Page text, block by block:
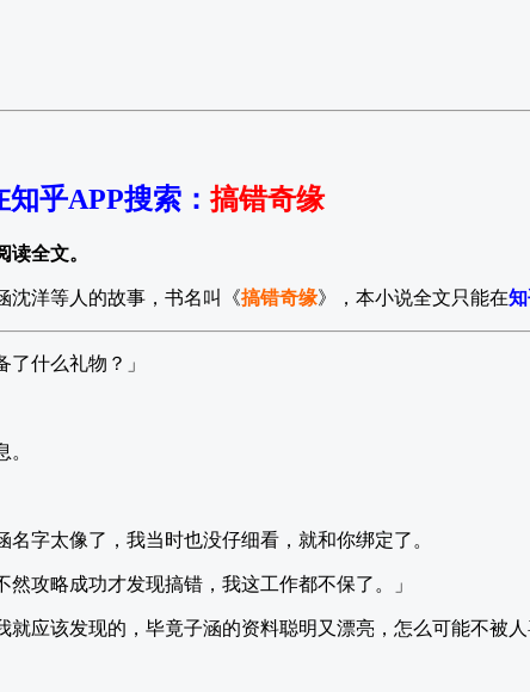
知乎APP搜索 ： 搞错奇缘
读全文。
沈洋等人的故事，书名叫《搞错奇缘》，本小说全文只能在
了什么礼物？」
名字太像了，我当时也没仔细看，就和你绑定了。
然攻略成功才发现搞错，我这工作都不保了。」
就应该发现的，毕竟子涵的资料聪明又漂亮，怎么可能不被